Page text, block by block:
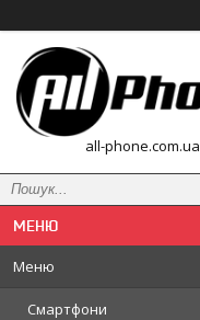
all-phone.com.ua
Меню
Смартфони